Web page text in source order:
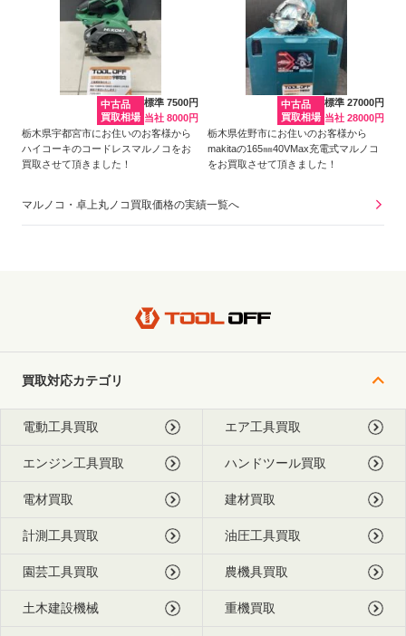
中古品
買取相場
標準 7500円
当社 8000円
栃木県宇都宮市にお住いのお客様から
ハイコーキのコードレスマルノコをお
買取させて頂きました！
中古品
買取相場
標準 27000円
当社 28000円
栃木県佐野市にお住いのお客様から
makitaの165㎜40VMax充電式マルノコ
をお買取させて頂きました！
マルノコ・卓上丸ノコ買取価格の実績一覧へ
買取対応カテゴリ
電動工具買取 エア工具買取
エンジン工具買取 ハンドツール買取
電材買取 建材買取
計測工具買取 油圧工具買取
園芸工具買取 農機具買取
土木建設機械 重機買取